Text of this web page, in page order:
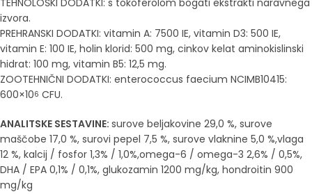
TEHNOLOŠKI DODATKI: s tokoferolom bogati ekstrakti naravnega
izvora.
PREHRANSKI DODATKI: vitamin A: 7500 IE, vitamin D3: 500 IE,
vitamin E: 100 IE, holin klorid: 500 mg, cinkov kelat aminokislinski
hidrat: 100 mg, vitamin B5: 12,5 mg.
ZOOTEHNIČNI DODATKI: enterococcus faecium NCIMB10415:
600×106 CFU.
ANALITSKE SESTAVINE: surove beljakovine 29,0 %, surove
maščobe 17,0 %, surovi pepel 7,5 %, surove vlaknine 5,0 %,vlaga
12 %, kalcij / fosfor 1,3% / 1,0%,omega-6 / omega-3 2,6% / 0,5%,
DHA / EPA 0,1% / 0,1%, glukozamin 1200 mg/kg, hondroitin 900
mg/kg